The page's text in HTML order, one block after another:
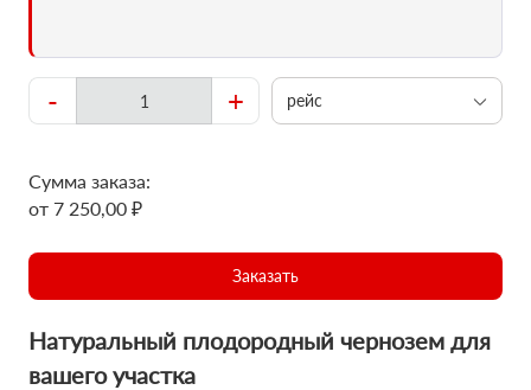
- + рейс
Сумма заказа:
от 7 250,00 ₽
Заказать
Натуральный плодородный чернозем для
вашего участка